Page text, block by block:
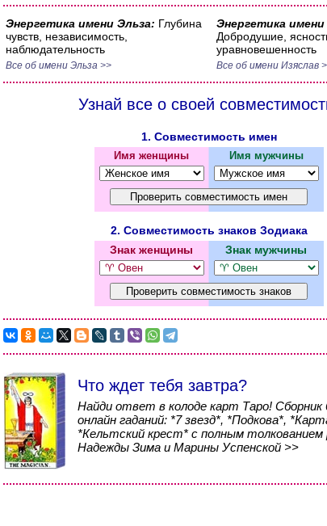
Энергетика имени Эльза: Глубина
чувств, независимость,
наблюдательность
Все об имени Эльза >>
Энергетика имени
Добродушие,
уравновешенность
Все об имени Изяслав
Узнай все о своей
1. Совместимость имен
Имя женщины Имя мужчины
2. Совместимость знаков Зодиака
Знак женщины
Знак мужчины
Что ждет тебя завтра?
Найди ответ в колоде карт Таро!
онлайн гаданий: *7 звезд*, *Подкова*,
*Кельтский крест* с полным толкованием
Надежды Зима и Марины Успенской >>